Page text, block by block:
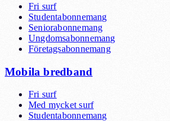
Fri surf
Studentabonnemang
Seniorabonnemang
Ungdomsabonnemang
Företagsabonnemang
Mobila bredband
Fri surf
Med mycket surf
Studentabonnemang